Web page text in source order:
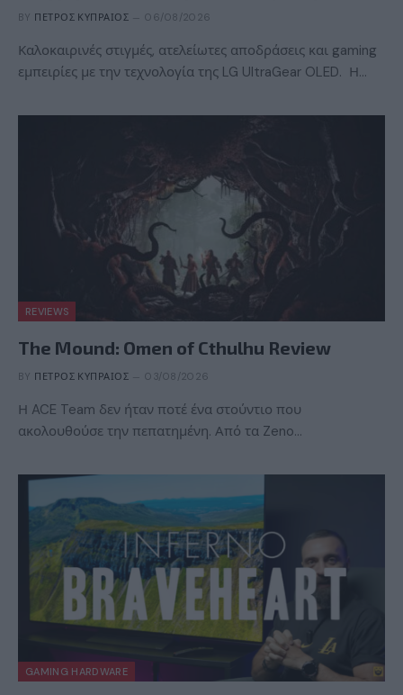
BY ΠΈΤΡΟΣ ΚΥΠΡΑΊΟΣ 06/08/2026
Καλοκαιρινές στιγμές, ατελείωτες αποδράσεις και gaming
εμπειρίες με την τεχνολογία της LG UltraGear OLED. Η…
REVIEWS
The Mound: Omen of Cthulhu Review
BY ΠΈΤΡΟΣ ΚΥΠΡΑΊΟΣ 03/08/2026
Η ACE Team δεν ήταν ποτέ ένα στούντιο που
ακολουθούσε την πεπατημένη. Από τα Zeno…
GAMING HARDWARE